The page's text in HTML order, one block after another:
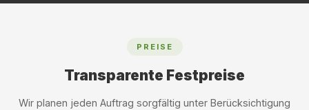
PREISE
Transparente Festpreise
Wir planen jeden Auftrag sorgfältig unter Berücksichtigung